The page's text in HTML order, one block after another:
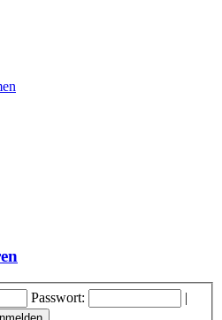
Passwort:
|